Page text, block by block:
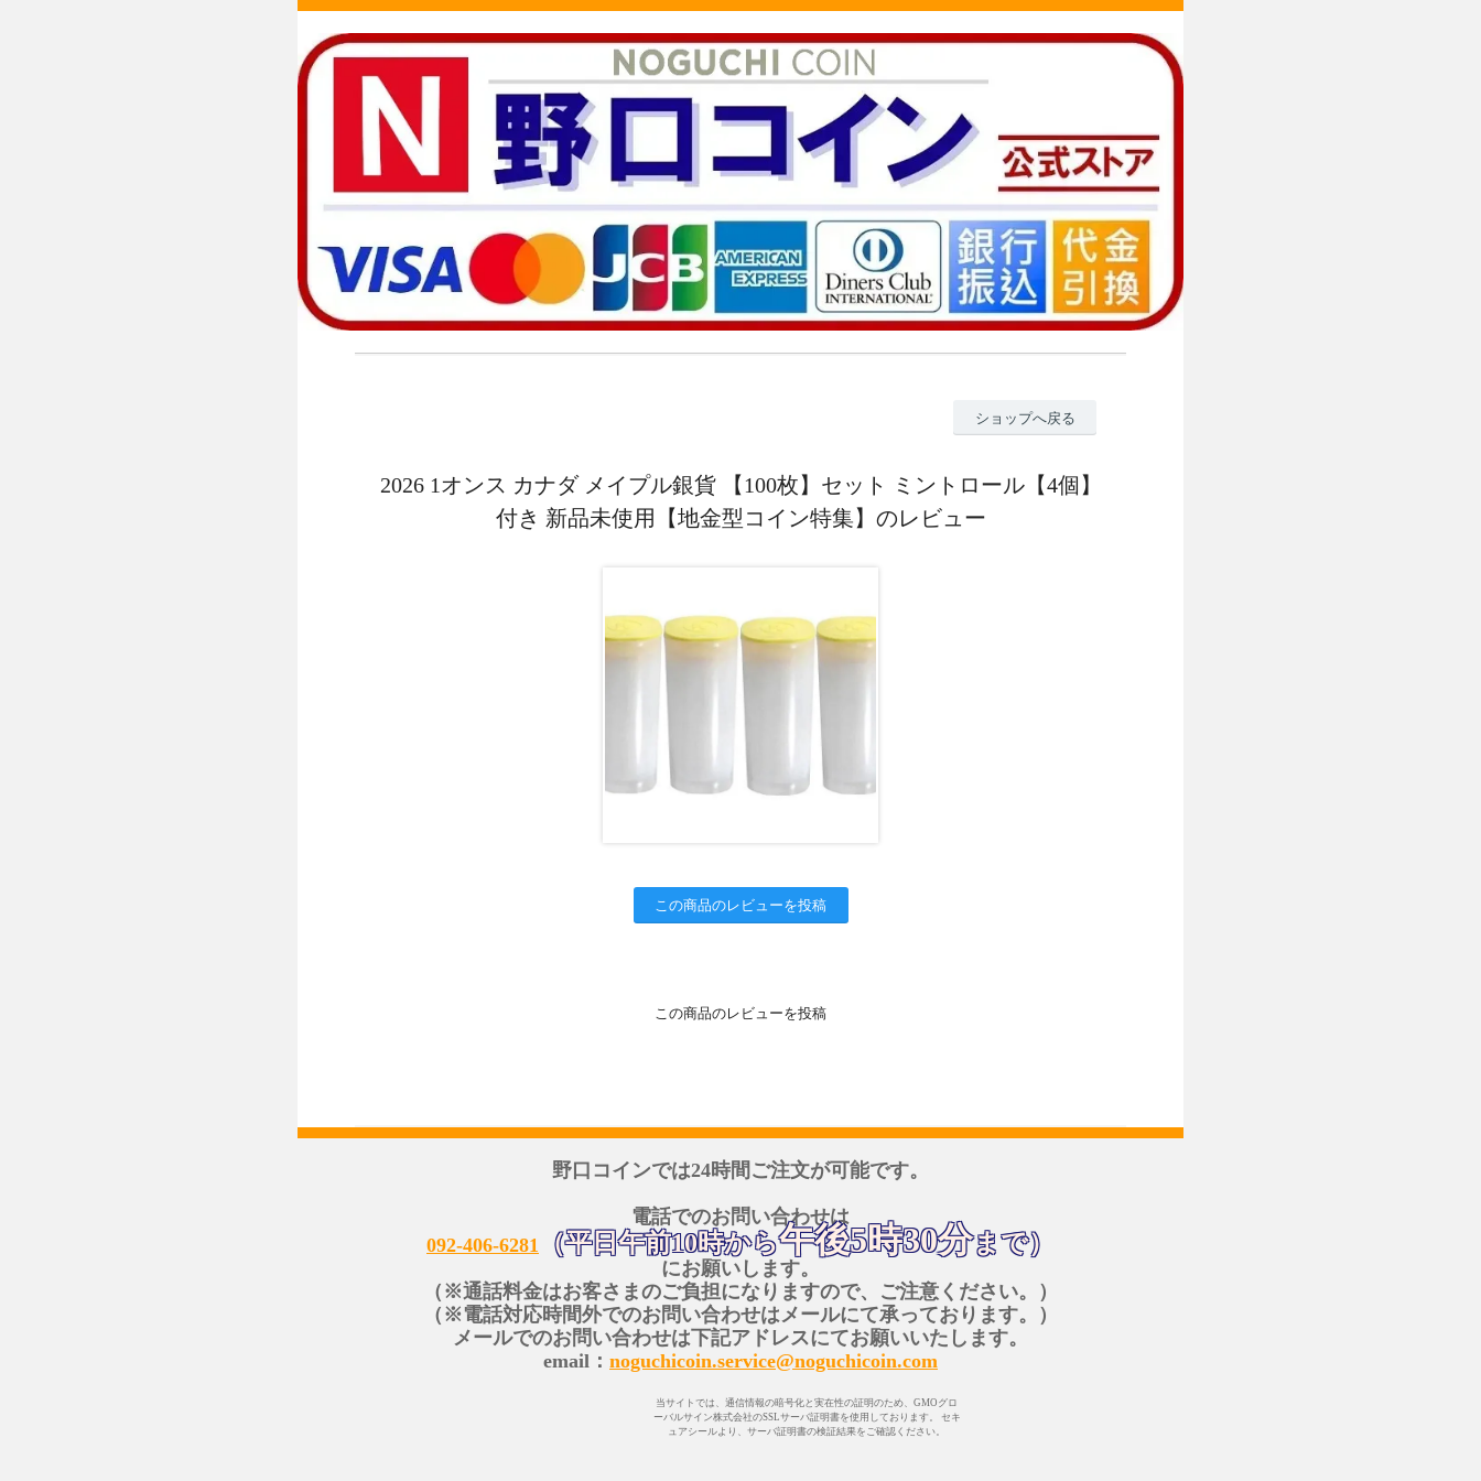
ショップへ戻る
2026 1オンス カナダ メイプル銀貨 【100枚】セット ミントロール【4個】
付き 新品未使用【地金型コイン特集】のレビュー
この商品のレビューを投稿
この商品のレビューを投稿
野口コインでは24時間ご注文が可能です。
電話でのお問い合わせは
092-406-6281
（平日午前10時から午後5時30分まで）
にお願いします。
（※通話料金はお客さまのご負担になりますので、ご注意ください。）
（※電話対応時間外でのお問い合わせはメールにて承っております。）
メールでのお問い合わせは下記アドレスにてお願いいたします。
email： noguchicoin.service@noguchicoin.com
当サイトでは、通信情報の暗号化と実在性の証明のため、GMOグロ
ーバルサイン株式会社のSSLサーバ証明書を使用しております。 セキ
ュアシールより、サーバ証明書の検証結果をご確認ください。